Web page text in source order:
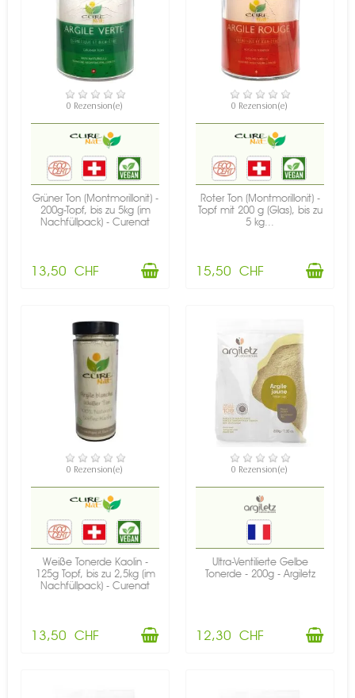
VERFÜGBAR
0 Rezension(e)
Grüner Ton (Montmorillonit) -
200g-Topf, bis zu 5kg (im
Nachfüllpack) - Curenat
13,50 CHF
VERFÜGBAR
0 Rezension(e)
Roter Ton (Montmorillonit) -
Topf mit 200 g (Glas), bis zu
5 kg...
15,50 CHF
VERFÜGBAR
0 Rezension(e)
Weiße Tonerde Kaolin -
125g Topf, bis zu 2,5kg (im
Nachfüllpack) - Curenat
13,50 CHF
VERFÜGBAR
0 Rezension(e)
Ultra-Ventilierte Gelbe
Tonerde - 200g - Argiletz
12,30 CHF